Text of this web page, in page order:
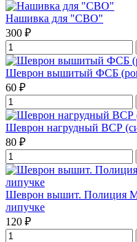
Нашивка для "СВО"
300 ₽
Шеврон вышитый ФСБ
60 ₽
Шеврон нагрудный ВСР
80 ₽
Шеврон вышит. Полиция
липучке
120 ₽